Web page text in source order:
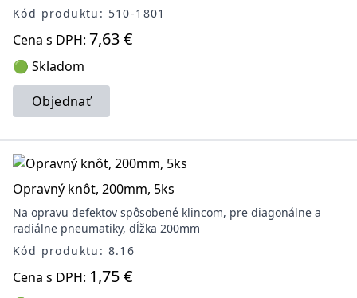
Kód produktu: 510-1801
Cena s DPH: 7,63 €
🟢 Skladom
Objednať
Opravný knôt, 200mm, 5ks
Na opravu defektov spôsobené klincom, pre diagonálne a
radiálne pneumatiky, dĺžka 200mm
Kód produktu: 8.16
Cena s DPH: 1,75 €